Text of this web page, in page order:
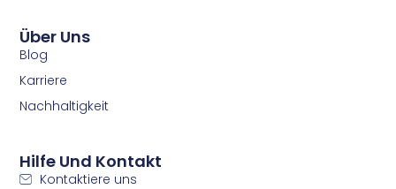
Über Uns
Blog
Karriere
Nachhaltigkeit
Hilfe Und Kontakt
Kontaktiere uns